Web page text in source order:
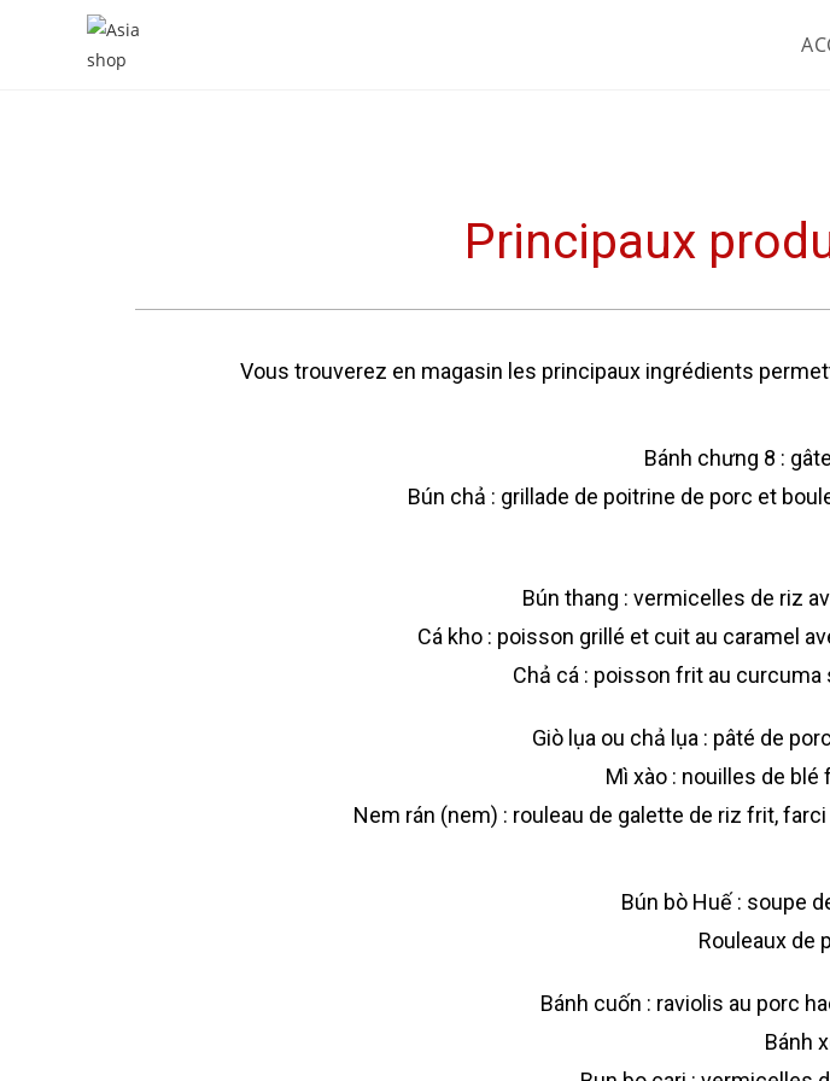
Principaux
Vous trouverez en magasin les principaux ingrédients
Bánh chưng 8 :
Bún chả : grillade de poitrine de porc et
Bún thang : vermicelles de riz
Cá kho : poisson grillé et cuit au caramel
Chả cá : poisson frit au curcuma
Giò lụa ou chả lụa : pâté de
Mì xào : nouilles de
Nem rán (nem) : rouleau de galette de riz frit,
Bún bò Huế : soupe
Rouleaux de
Bánh cuốn : raviolis au porc
Bánh